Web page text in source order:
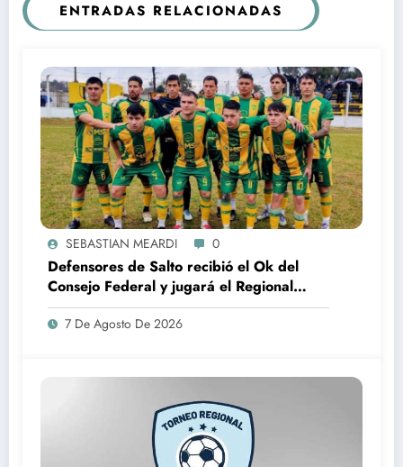
ENTRADAS RELACIONADAS
SEBASTIAN MEARDI 0
Defensores de Salto recibió el Ok del
Consejo Federal y jugará el Regional
Federal Amateur
7 De Agosto De 2026